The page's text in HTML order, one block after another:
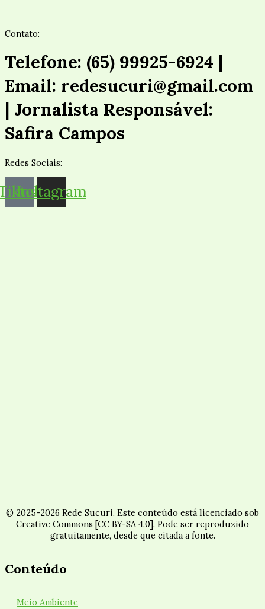
Contato:
Telefone: (65) 99925-6924 |
Email: redesucuri@gmail.com
| Jornalista Responsável:
Safira Campos
Redes Sociais:
Instagram
© 2025-2026 Rede Sucuri. Este conteúdo está licenciado sob
Creative Commons [CC BY-SA 4.0]. Pode ser reproduzido
gratuitamente, desde que citada a fonte.
Conteúdo
Meio Ambiente